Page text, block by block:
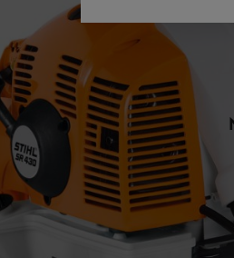
specializzato